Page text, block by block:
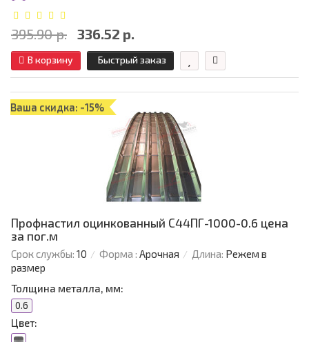
395.90 р. 336.52 р.
В корзину Быстрый заказ
Ваша скидка: -15%
Профнастил оцинкованный С44ПГ-1000-0.6 цена
за пог.м
Срок службы: 10 Форма : Арочная Длина: Режем в
размер
Толщина металла, мм:
0.6
Цвет: